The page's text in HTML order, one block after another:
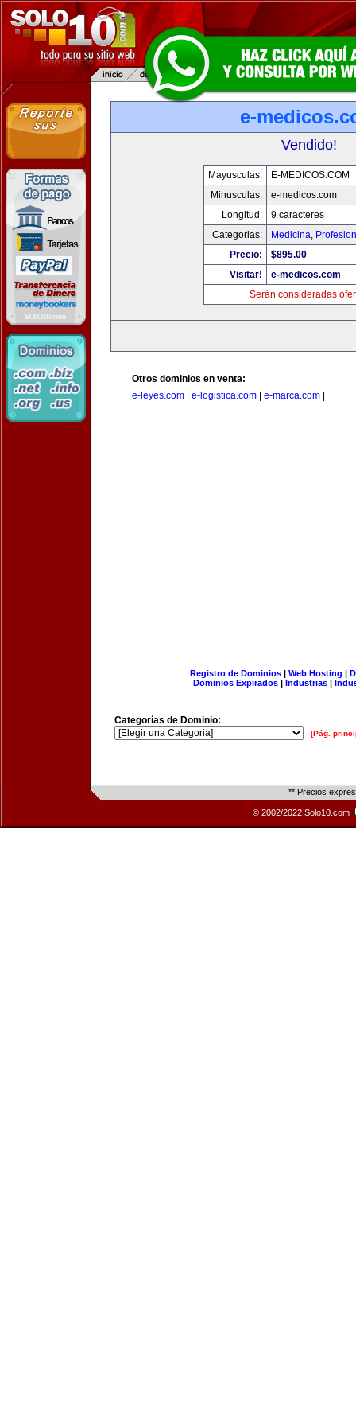
e-
Vendido!
Mayusculas:
E-MEDICOS.COM
Minusculas:
e-medicos.com
Longitud:
9 caracteres
Categorias:
Medicina,
Precio:
$895.00
Visitar!
e-medicos.com
Serán consideradas
Otros dominios en venta:
e-leyes.com
e-logistica.com e-marca.com
Registro de Dominios| Web Hosting |
Dominios Expirados | Industrias |
Categorías de Dominio:
[Pág.
** Precios
© 2002/2022 Solo10.com